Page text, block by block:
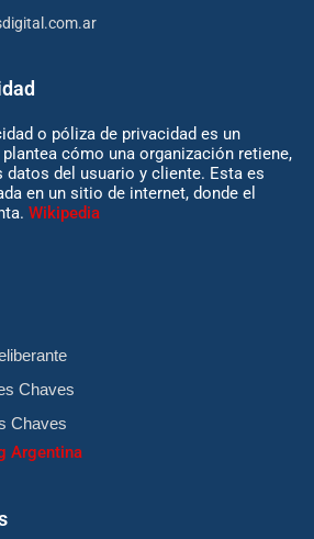
o póliza de privacidad es un
cómo una organización retiene,
datos del usuario y cliente. Esta es
en un sitio de internet, donde el
Wikipedia
Chaves
Chaves
Argentina